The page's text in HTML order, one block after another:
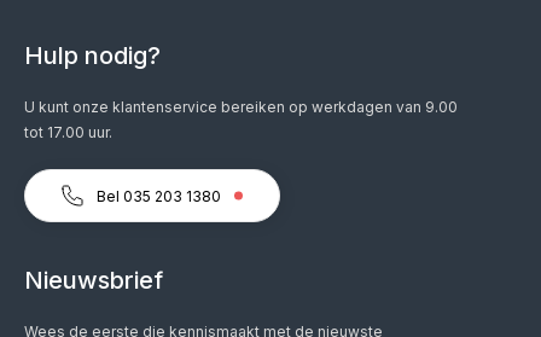
Hulp nodig?
U kunt onze klantenservice bereiken op werkdagen van 9.00
tot 17.00 uur.
Bel 035 203 1380
Nieuwsbrief
Wees de eerste die kennismaakt met de nieuwste